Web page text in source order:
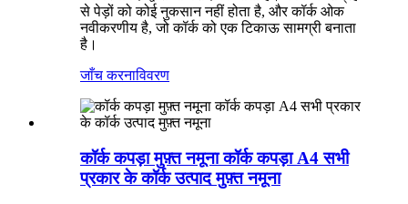
से पेड़ों को कोई नुकसान नहीं होता है, और कॉर्क ओक
नवीकरणीय है, जो कॉर्क को एक टिकाऊ सामग्री बनाता
है।
जाँच करनाविवरण
कॉर्क कपड़ा मुफ़्त नमूना कॉर्क कपड़ा A4 सभी
प्रकार के कॉर्क उत्पाद मुफ़्त नमूना